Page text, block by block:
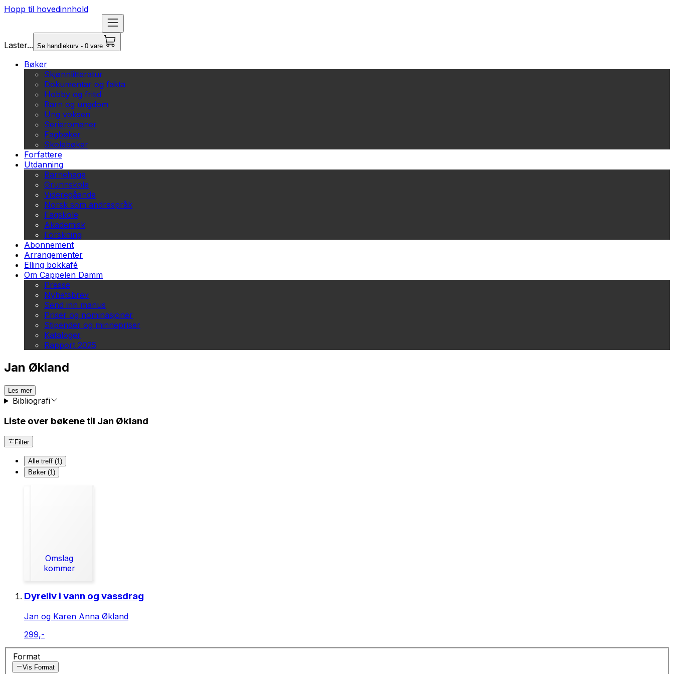
Hopp til hovedinnhold
Laster... Se handlekurv - 0 vare
Bøker
Skjønnlitteratur
Dokumentar og fakta
Hobby og fritid
Barn og ungdom
Ung voksen
Serieromaner
Fagbøker
Skolebøker
Forfattere
Utdanning
Barnehage
Grunnskole
Videregående
Norsk som andrespråk
Fagskole
Akademisk
Forskning
Abonnement
Arrangementer
Elling bokkafé
Om Cappelen Damm
Presse
Nyhetsbrev
Send inn manus
Priser og nominasjoner
Stipender og minnepriser
Kataloger
Rapport 2025
Jan Økland
Les mer
Bibliografi
Liste over bøkene til Jan Økland
Filter
Alle treff (1)
Bøker (1)
Omslag
kommer
Dyreliv i vann og vassdrag
Jan og Karen Anna Økland
299,-
Format
Vis Format